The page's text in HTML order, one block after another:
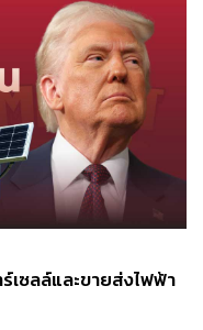
เซลล์และขายส่งไฟฟ้า